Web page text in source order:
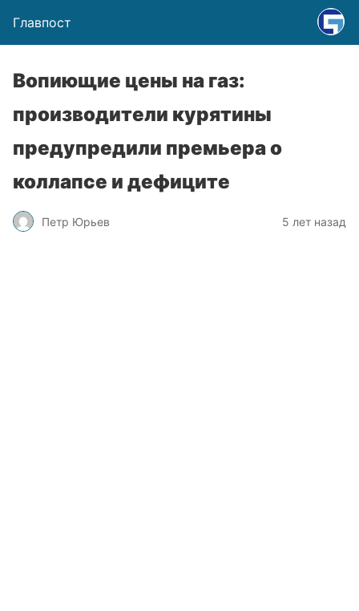
Главпост
Вопиющие цены на газ:
производители курятины
предупредили премьера о
коллапсе и дефиците
Петр Юрьев 5 лет назад